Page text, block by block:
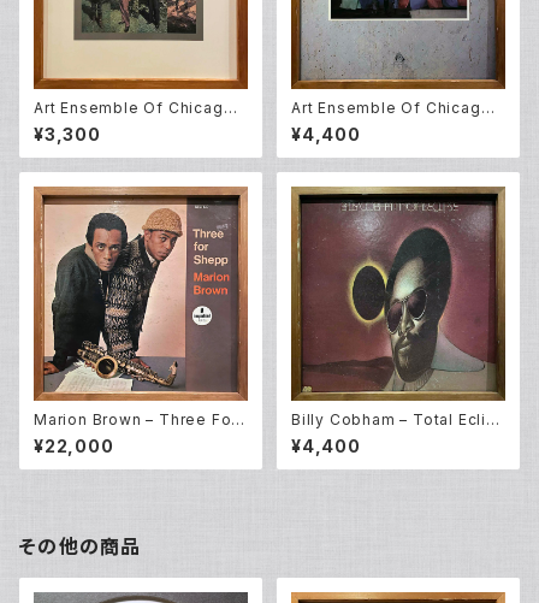
Art Ensemble Of Chicago –
Message To Our Folks (L
P)
¥3,300
Art Ensemble Of Chicago –
Full Force (LP)
¥4,400
Marion Brown – Three For
Shepp (LP)
¥22,000
Billy Cobham – Total Eclip
se (LP)
¥4,400
その他の商品